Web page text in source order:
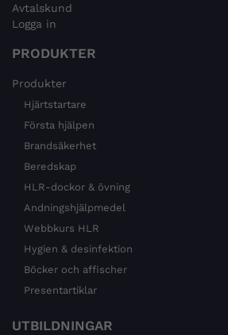
Avtalskund
Logga in
PRODUKTER
Produkter
Hjärtstartare
Första hjälpen
Brandsäkerhet
Beredskap
HLR-dockor & övning
Andningshjälpmedel
Webbkurs HLR
Hygien & desinfektion
Böcker och affischer
Presentartiklar
UTBILDNINGAR